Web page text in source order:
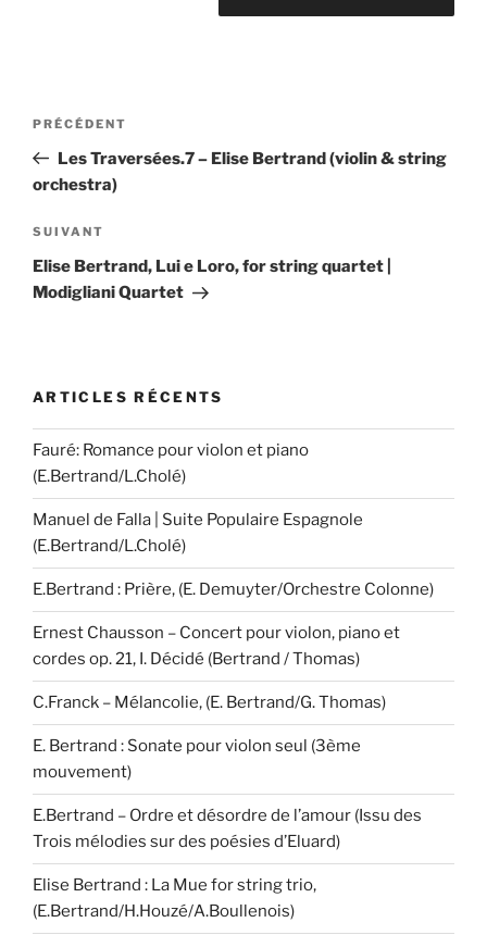
Navigation
l’article
Article
précédent
PRÉCÉDENT
Les Traversées.7 – Elise Bertrand (violin & string
orchestra)
Article
suivant
SUIVANT
Elise Bertrand, Lui e Loro, for string quartet |
Modigliani Quartet
ARTICLES RÉCENTS
Fauré: Romance pour violon et piano
(E.Bertrand/L.Cholé)
Manuel de Falla | Suite Populaire Espagnole
(E.Bertrand/L.Cholé)
E.Bertrand : Prière, (E. Demuyter/Orchestre Colonne)
Ernest Chausson – Concert pour violon, piano et
cordes op. 21, I. Décidé (Bertrand / Thomas)
C.Franck – Mélancolie, (E. Bertrand/G. Thomas)
E. Bertrand : Sonate pour violon seul (3ème
mouvement)
E.Bertrand – Ordre et désordre de l’amour (Issu des
Trois mélodies sur des poésies d’Eluard)
Elise Bertrand : La Mue for string trio,
(E.Bertrand/H.Houzé/A.Boullenois)